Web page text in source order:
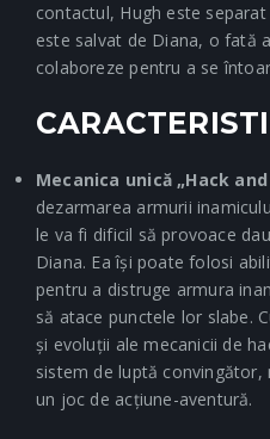
contactul, Hugh este
este salvat de Diana, o fată
colaboreze pentru a se
Mecanica unică „Hack
dezarmarea armurii
le va fi dificil să provoace
Diana. Ea își poate folosi
pentru a distruge armura
să atace punctele lor slabe.
și evoluții ale mecanicii de
sistem de luptă
un joc de acțiune-aventură.